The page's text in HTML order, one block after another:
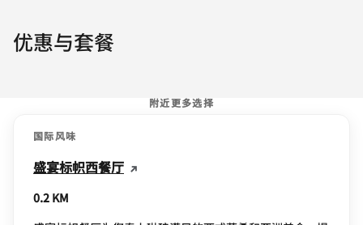
优惠与套餐
附近更多选择
国际风味
盛宴标帜西餐厅
0.2 KM